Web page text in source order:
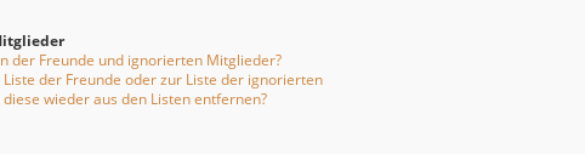
der Freunde und ignorierten Mitglieder?
der Freunde oder zur Liste der ignorierten
wieder aus den Listen entfernen?